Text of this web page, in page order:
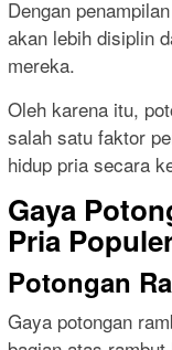
Dengan
akan lebih disiplin
mereka.
Oleh karena itu,
salah satu faktor
hidup pria secara
Gaya
Pria
Potongan
Gaya potongan